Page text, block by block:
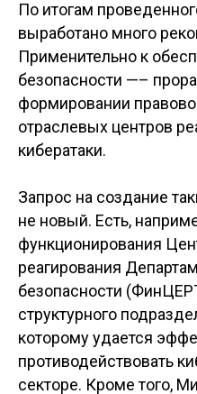
По итогам
выработано много
Применительно к
безопасности —–
формировании
отраслевых центров
кибератаки.
Запрос на создание
не новый. Есть,
функционирования
реагирования
безопасности
структурного
которому удается
противодействовать
секторе. Кроме того,